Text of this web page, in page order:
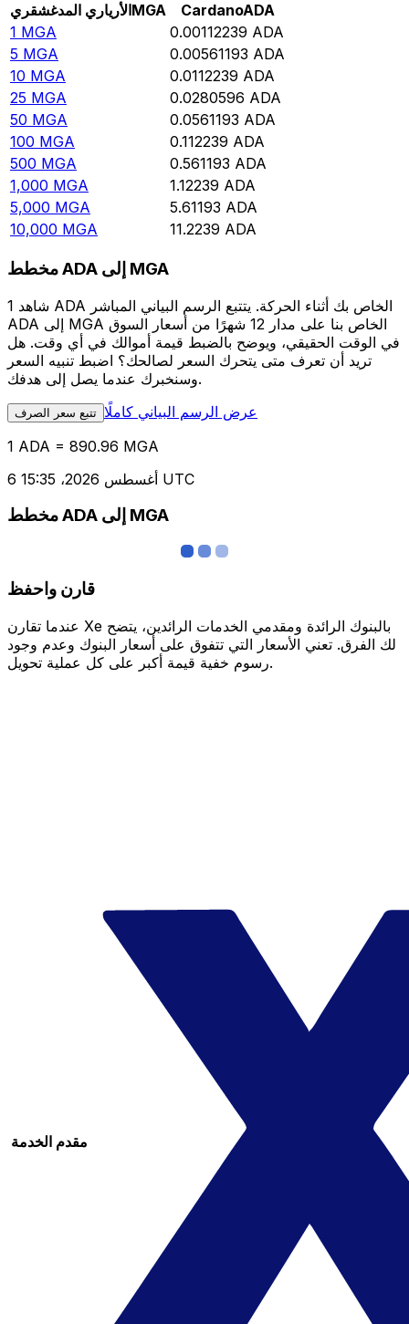
الأرياري المدغشقريMGA CardanoADA
1 MGA 0.00112239 ADA
5 MGA 0.00561193 ADA
10 MGA 0.0112239 ADA
25 MGA 0.0280596 ADA
50 MGA 0.0561193 ADA
100 MGA 0.112239 ADA
500 MGA 0.561193 ADA
1,000 MGA 1.12239 ADA
5,000 MGA 5.61193 ADA
10,000 MGA 11.2239 ADA
مخطط ADA إلى MGA
شاهد 1 ADA الخاص بك أثناء الحركة. يتتبع الرسم البياني المباشر
ADA إلى MGA الخاص بنا على مدار 12 شهرًا من أسعار السوق
في الوقت الحقيقي، ويوضح بالضبط قيمة أموالك في أي وقت. هل
تريد أن تعرف متى يتحرك السعر لصالحك؟ اضبط تنبيه السعر
وسنخبرك عندما يصل إلى هدفك.
تتبع سعر الصرف عرض الرسم البياني كاملًا
1 ADA = 890.96 MGA
6 أغسطس 2026، 15:35 UTC
مخطط ADA إلى MGA
قارن واحفظ
عندما تقارن Xe بالبنوك الرائدة ومقدمي الخدمات الرائدين، يتضح
لك الفرق. تعني الأسعار التي تتفوق على أسعار البنوك وعدم وجود
رسوم خفية قيمة أكبر على كل عملية تحويل.
مقدم الخدمة